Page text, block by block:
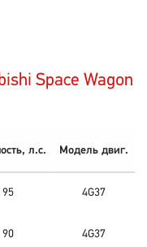
Space Wagon
л.с. Модель двиг.
95 4G37
90 4G37